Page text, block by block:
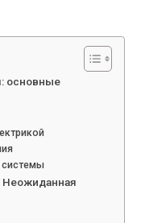
основные
системы
Неожиданная